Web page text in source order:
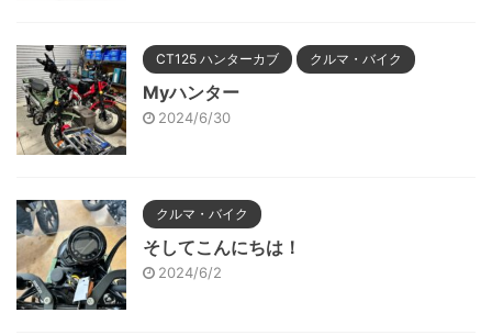
CT125 ハンターカブ クルマ・バイク
Myハンター
2024/6/30
クルマ・バイク
そしてこんにちは！
2024/6/2